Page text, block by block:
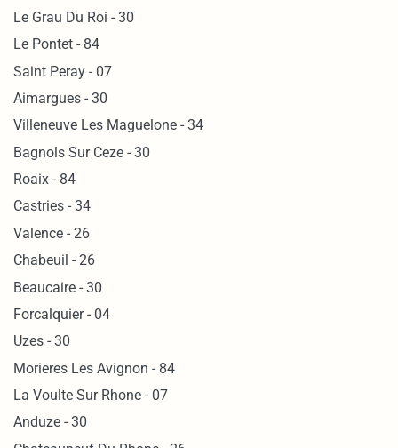
Le Grau Du Roi - 30
Le Pontet - 84
Saint Peray - 07
Aimargues - 30
Villeneuve Les Maguelone - 34
Bagnols Sur Ceze - 30
Roaix - 84
Castries - 34
Valence - 26
Chabeuil - 26
Beaucaire - 30
Forcalquier - 04
Uzes - 30
Morieres Les Avignon - 84
La Voulte Sur Rhone - 07
Anduze - 30